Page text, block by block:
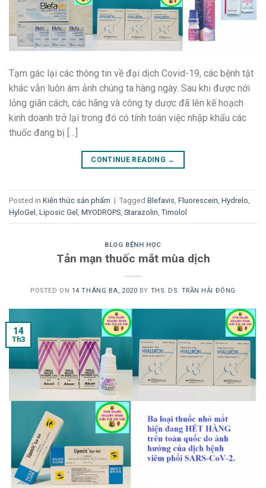
Tạm gác lại các thông tin về đại dịch Covid-19, các bệnh tật
khác vẫn luôn ám ảnh chúng ta hàng ngày. Sau khi được nới
lỏng giãn cách, các hãng và công ty dược đã lên kế hoạch
kinh doanh trở lại trong đó có tính toán việc nhập khẩu các
thuốc đang bị […]
CONTINUE READING →
Posted in Kiến thức sản phẩm | Tagged Blefavis Fluorescein Hydrelo
HyloGel Liposic Gel MYODROPS Starazolin Timolol
BLOG BỆNH HỌC
Tản mạn thuốc mắt mùa dịch
POSTED ON 14 THÁNG BA, 2020 BY THS. DS. TRẦN HẢI ĐÔNG
14
Th3